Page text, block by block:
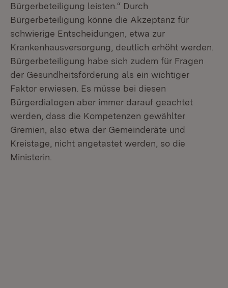
Bürgerbeteiligung leisten.“ Durch
Bürgerbeteiligung könne die Akzeptanz für
schwierige Entscheidungen, etwa zur
Krankenhausversorgung, deutlich erhöht werden.
Bürgerbeteiligung habe sich zudem für Fragen
der Gesundheitsförderung als ein wichtiger
Faktor erwiesen. Es müsse bei diesen
Bürgerdialogen aber immer darauf geachtet
werden, dass die Kompetenzen gewählter
Gremien, also etwa der Gemeinderäte und
Kreistage, nicht angetastet werden, so die
Ministerin.